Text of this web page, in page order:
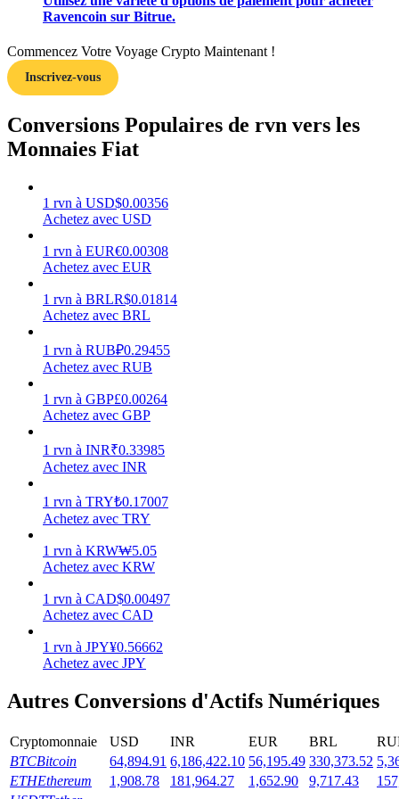
Gagner
Gagnez quotidiennement des récompenses compétitives
Jalonnement
Des rendements élevés et un accès instantané
Launchpool
Staking flexible pour gagner des jetons populaires
Ravencoin sur Bitrue.
Commencez Votre Voyage Crypto Maintenant !
Inscrivez-vous
Conversions Populaires de rvn vers les
Monnaies Fiat
1 rvn à USD$0.00356
Achetez avec USD
1 rvn à EUR€0.00308
Achetez avec EUR
1 rvn à BRLR$0.01814
Achetez avec BRL
1 rvn à RUB₽0.29455
Achetez avec RUB
1 rvn à GBP£0.00264
Achetez avec GBP
1 rvn à INR₹0.33985
Achetez avec INR
1 rvn à TRY₺0.17007
Achetez avec TRY
1 rvn à KRW₩5.05
Achetez avec KRW
1 rvn à CAD$0.00497
Achetez avec CAD
1 rvn à JPY¥0.56662
Achetez avec JPY
Autres Conversions d'Actifs Numériques
Cryptomonnaie USD INR EUR BRL
BTCBitcoin 64,894.91 6,186,422.10 56,195.49 330,373.52
ETHEthereum 1,908.78 181,964.27 1,652.90 9,717.43